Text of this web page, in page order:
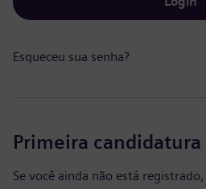
Esqueceu sua senha?
Primeira candidatura
Se você ainda não está